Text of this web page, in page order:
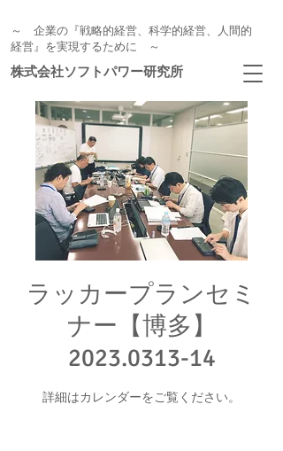
～ 企業の『戦略的経営、科学的経営、人間的
経営』を実現するために ～
株式会社ソフトパワー研究所
ラッカープランセミ
ナー【博多】
2023.0313-14
詳細はカレンダーをご覧ください。